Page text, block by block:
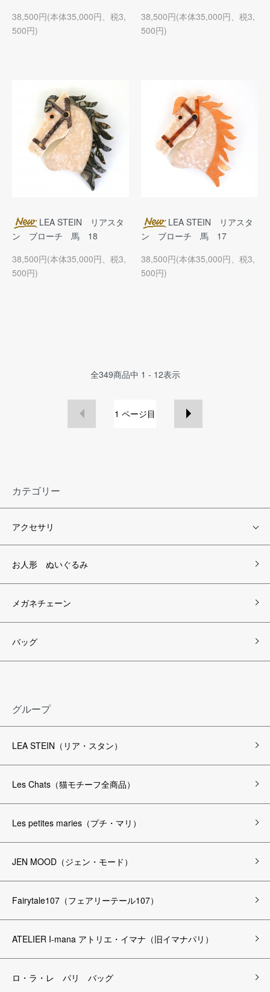
38,500円(本体35,000円、税3,
500円)
38,500円(本体35,000円、税3,
500円)
LEA STEIN リアスタ
ン ブローチ 馬 18
38,500円(本体35,000円、税3,
500円)
LEA STEIN リアスタ
ン ブローチ 馬 17
38,500円(本体35,000円、税3,
500円)
全349商品中 1 - 12表示
1 ページ目
カテゴリー
アクセサリ
お人形 ぬいぐるみ
メガネチェーン
バッグ
グループ
LEA STEIN（リア・スタン）
Les Chats（猫モチーフ全商品）
Les petites maries（プチ・マリ）
JEN MOOD（ジェン・モード）
Fairytale107（フェアリーテール107）
ATELIER I-mana アトリエ・イマナ（旧イマナパリ）
ロ・ラ・レ パリ バッグ